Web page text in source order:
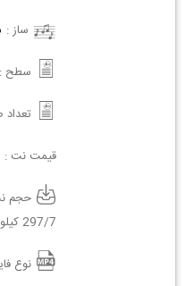
ساز :
سطح :
قیمت نت :
حجم
297/7 کیلو بایت
نوع